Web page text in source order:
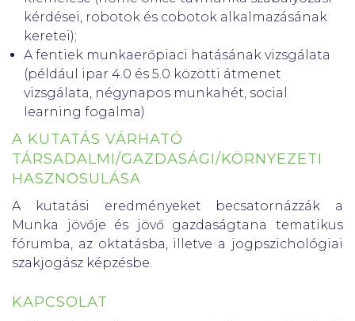
kérdései, robotok és cobotok alkalmazásának
keretei);
A fentiek munkaerőpiaci hatásának vizsgálata
(például ipar 4.0 és 5.0 közötti átmenet
vizsgálata, négynapos munkahét, social
learning fogalma)
A KUTATÁS VÁRHATÓ
TÁRSADALMI/GAZDASÁGI/KÖRNYEZETI
HASZNOSULÁSA
A kutatási eredményeket becsatornázzák a
Munka jövője és jövő gazdaságtana tematikus
fórumba, az oktatásba, illetve a jogpszichológiai
szakjogász képzésbe.
KAPCSOLAT